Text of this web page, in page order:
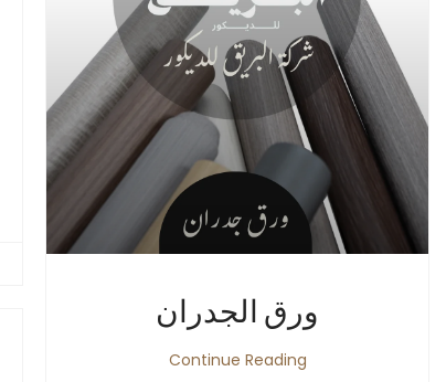
ورق الجدران
Continue Reading